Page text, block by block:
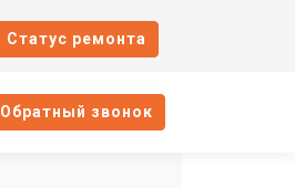
Cтатус ремонта
Oбратный звонок